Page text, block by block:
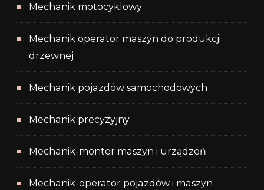
Mechanik motocyklowy
Mechanik operator maszyn do produkcji
drzewnej
Mechanik pojazdów samochodowych
Mechanik precyzyjny
Mechanik-monter maszyn i urządzeń
Mechanik-operator pojazdów i maszyn